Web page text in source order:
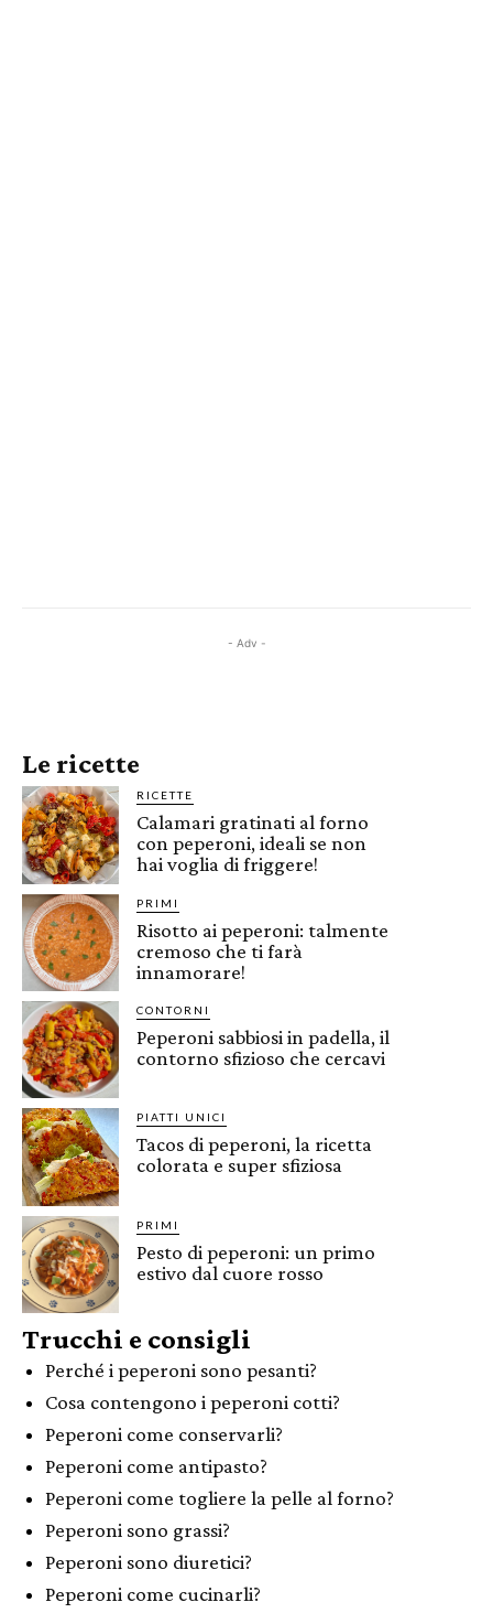
- Adv -
Le ricette
RICETTE
Calamari gratinati al forno
con peperoni, ideali se non
hai voglia di friggere!
PRIMI
Risotto ai peperoni: talmente
cremoso che ti farà
innamorare!
CONTORNI
Peperoni sabbiosi in padella, il
contorno sfizioso che cercavi
PIATTI UNICI
Tacos di peperoni, la ricetta
colorata e super sfiziosa
PRIMI
Pesto di peperoni: un primo
estivo dal cuore rosso
Trucchi e consigli
Perché i peperoni sono pesanti?
Cosa contengono i peperoni cotti?
Peperoni come conservarli?
Peperoni come antipasto?
Peperoni come togliere la pelle al forno?
Peperoni sono grassi?
Peperoni sono diuretici?
Peperoni come cucinarli?